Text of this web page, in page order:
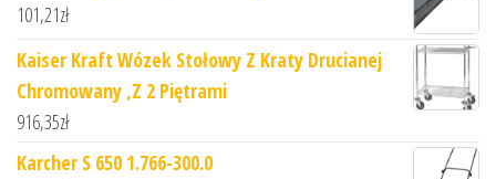
101,21zł
Kaiser Kraft Wózek Stołowy Z Kraty Drucianej
Chromowany ,Z 2 Piętrami
916,35zł
Karcher S 650 1.766-300.0